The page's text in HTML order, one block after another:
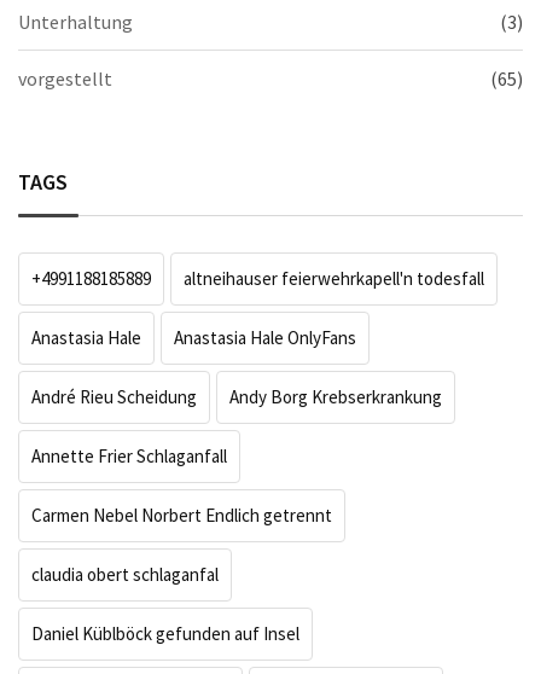
Unterhaltung (3)
vorgestellt (65)
TAGS
+4991188185889 altneihauser feierwehrkapell'n todesfall
Anastasia Hale Anastasia Hale OnlyFans
André Rieu Scheidung Andy Borg Krebserkrankung
Annette Frier Schlaganfall
Carmen Nebel Norbert Endlich getrennt
claudia obert schlaganfal
Daniel Küblböck gefunden auf Insel